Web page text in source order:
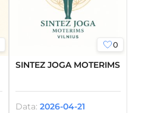
0
SINTEZ JOGA MOTERIMS
Data: 2026-04-21